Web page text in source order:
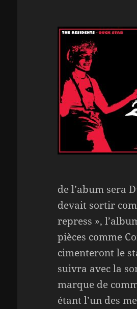
de l’abum sera
devait sortir
repress »,
pièces comme
cimenteront le
suivra avec la
marque de
étant l’un des